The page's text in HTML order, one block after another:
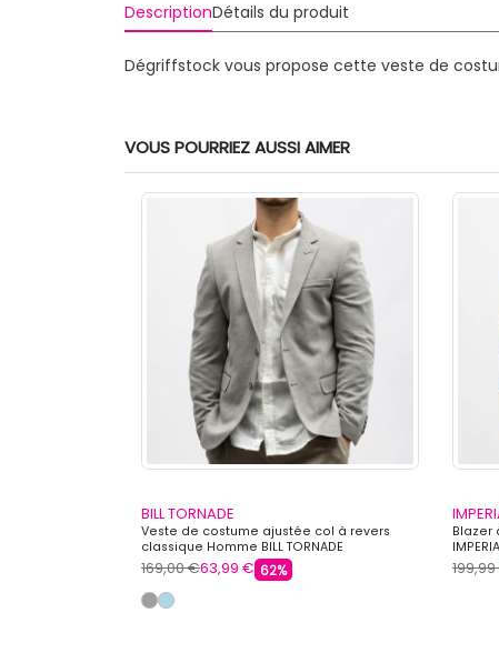
DescriptionDétails du produit
Dégriffstock vous propose cette veste de
VOUS POURRIEZ AUSSI AIMER
BILL TORNADE
Veste de costume ajustée col à revers
classique Homme BILL TORNADE
169,00 €63,99 € 62%
Blazer